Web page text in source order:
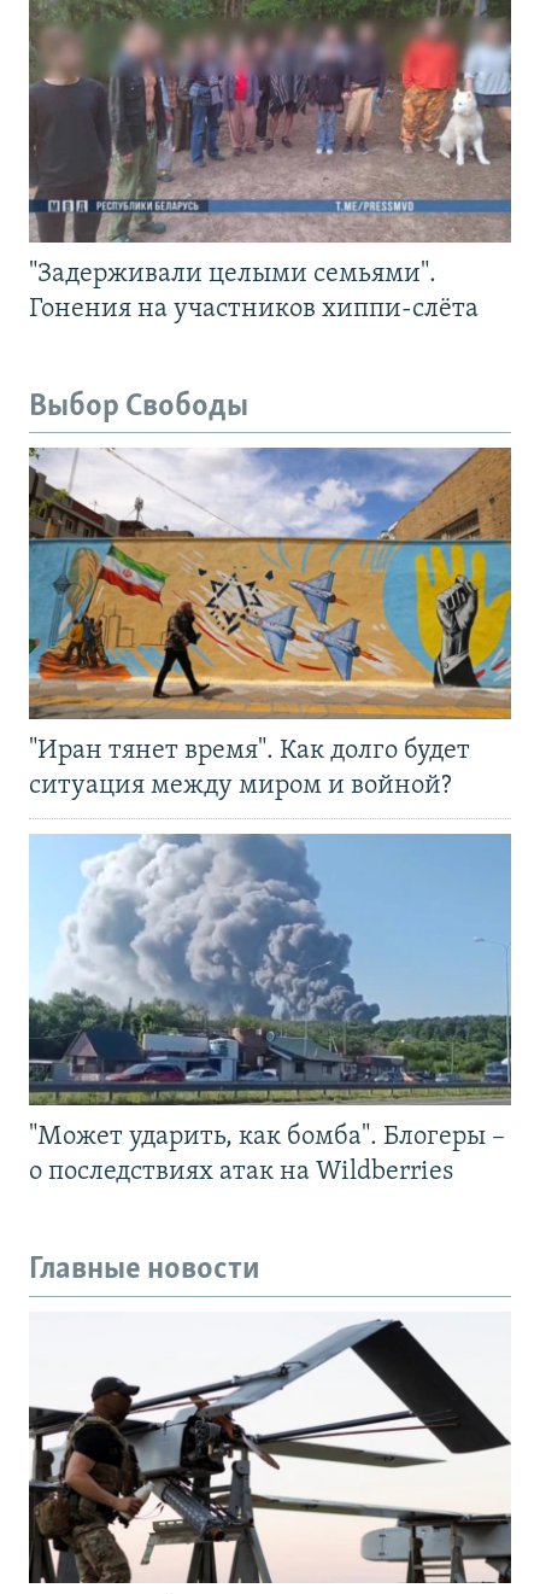
"Задерживали целыми семьями".
Гонения на участников хиппи-слёта
Выбор Свободы
"Иран тянет время". Как долго будет
ситуация между миром и войной?
"Может ударить, как бомба". Блогеры –
о последствиях атак на Wildberries
Главные новости